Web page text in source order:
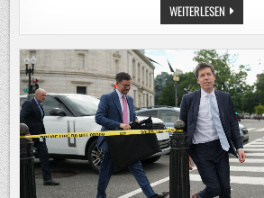
WEITERLESEN FEHLENDE
ICH
WAR
EIN